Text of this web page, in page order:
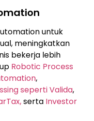
untuk
meningkatkan
bekerja lebih
Robotic Process
,
seperti Valida,
serta Investor